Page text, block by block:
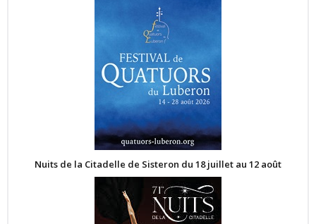
Nuits de la Citadelle de Sisteron du 18 juillet au 12 août